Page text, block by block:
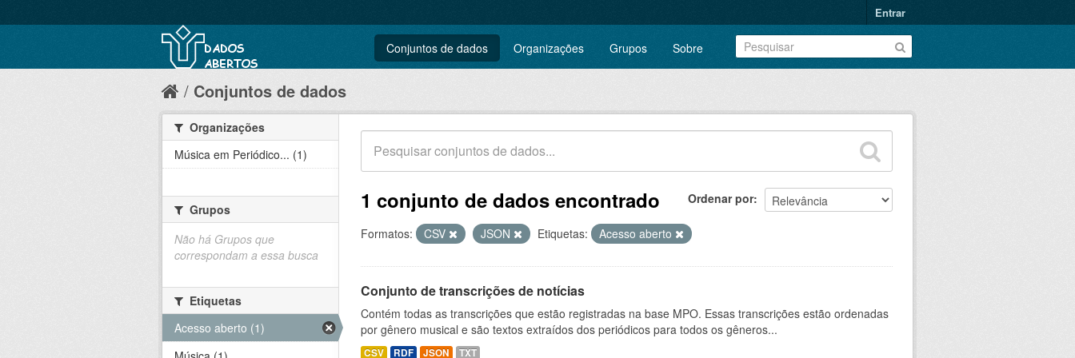
Entrar
Conjuntos de dados Organizações Grupos Sobre
Conjuntos de dados
Ordenar por
1 conjunto de dados encontrado
Formatos: CSV JSON Etiquetas: Acesso aberto
Conjunto de transcrições de notícias
Contém todas as transcrições que estão registradas na base MPO. Essas transcrições estão ordenadas
por gênero musical e são textos extraídos dos periódicos para todos os gêneros...
CSV RDF JSON TXT
Organizações
Música em Periódico... (1)
Grupos
Não há Grupos que
correspondam a essa busca
Etiquetas
Acesso aberto (1)